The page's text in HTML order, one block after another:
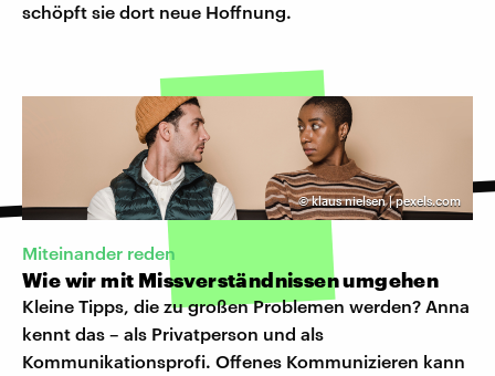
schöpft sie dort neue Hoffnung.
©klaus nielsen | pexels.com
Miteinander reden
Wie wir mit Missverständnissen umgehen
Kleine Tipps, die zu großen Problemen werden? Anna
kennt das – als Privatperson und als
Kommunikationsprofi. Offenes Kommunizieren kann